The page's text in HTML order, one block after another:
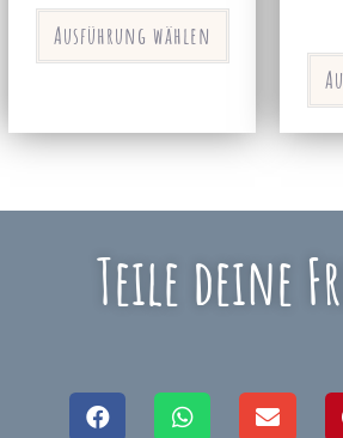
Ausführung wählen
Teile deine